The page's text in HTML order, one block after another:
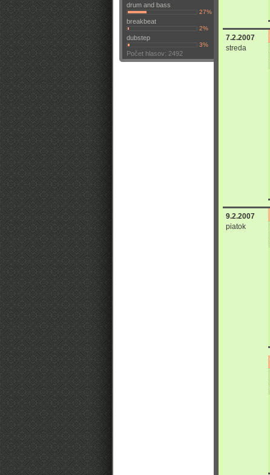
drum and bass
27%
breakbeat
2%
dubstep
3%
Počet hlasov: 2492
7.2.2007
streda
9.2.2007
piatok